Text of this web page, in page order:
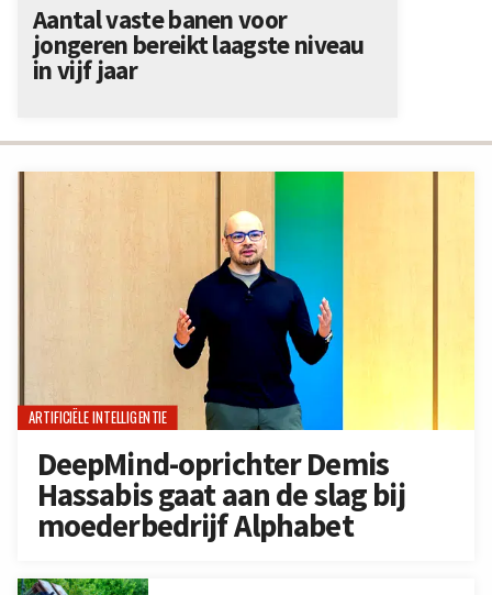
ARTIFICIËLE INTELLIGENTIE
DeepMind-oprichter Demis
Hassabis gaat aan de slag bij
moederbedrijf Alphabet
Aantal vaste banen voor
jongeren bereikt laagste niveau
in vijf jaar